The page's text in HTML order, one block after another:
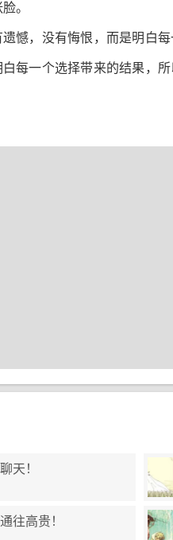
。
憾，没有悔恨，而是明白每
每一个选择带来的结果，
天！
往高贵！